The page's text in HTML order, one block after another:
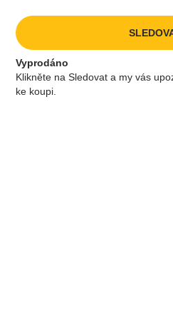
Vyprodáno
Klikněte na Sledovat a my vás
ke koupi.